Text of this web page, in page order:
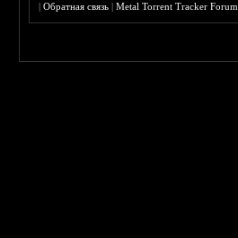
|Обратная связь |Metal Torrent Tracker Forum